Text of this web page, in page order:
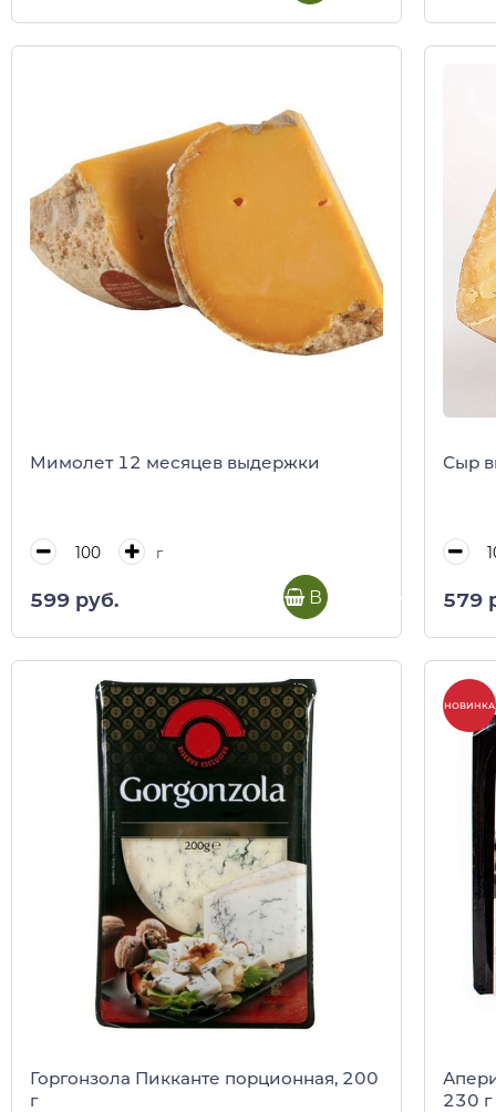
Мимолет 12 месяцев выдержки
г
599 руб. В корзину
Сыр
579
Горгонзола Пикканте порционная, 200
г
НОВИНКА
230 г